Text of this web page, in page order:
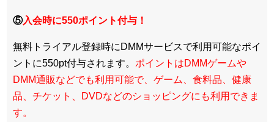
⑤入会時に550ポイント付与！
無料トライアル登録時にDMMサービスで利用可能なポイ
ントに550pt付与されます。 ポイントはDMMゲームや
DMM通販などでも利用可能で、ゲーム、食料品、健康
品、チケット、DVDなどのショッピングにも利用できま
す。